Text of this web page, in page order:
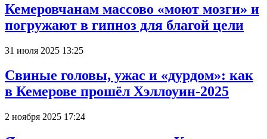
Кемеровчанам массово «моют мозги» и
погружают в гипноз для благой цели
31 июля 2025 13:25
Свиные головы, ужас и «дурдом»: как
в Кемерове прошёл Хэллоуин-2025
2 ноября 2025 17:24